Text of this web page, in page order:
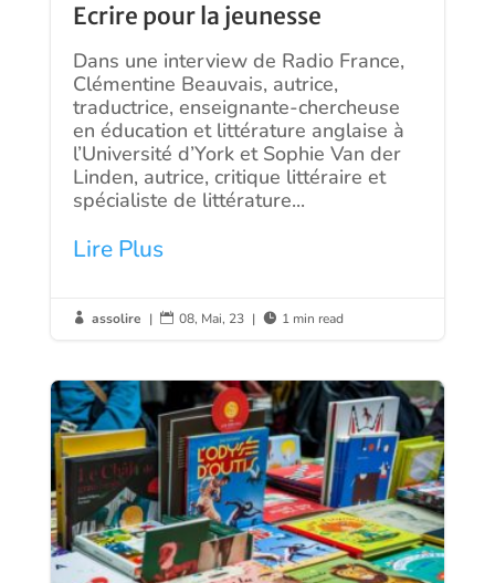
Ecrire pour la jeunesse
Dans une interview de Radio France,
Clémentine Beauvais, autrice,
traductrice, enseignante-chercheuse
en éducation et littérature anglaise à
l’Université d’York et Sophie Van der
Linden, autrice, critique littéraire et
spécialiste de littérature...
Lire Plus
 assolire |  08, Mai, 23 |  1 min read